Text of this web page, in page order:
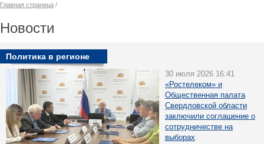
Главная страница /
Новости
Политика в регионе
30 июля 2026 16:41
«Ростелеком» и
Общественная палата
Свердловской области
заключили соглашение о
сотрудничестве на
выборах